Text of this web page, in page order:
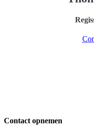
Contact opnemen